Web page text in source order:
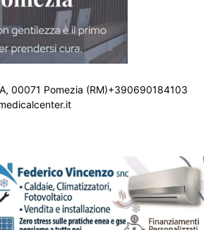
00071 Pomezia (RM)+390690184103